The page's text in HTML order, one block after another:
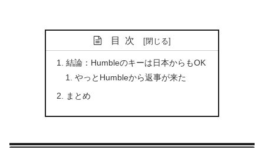
目次
結論：Humbleのキーは日本からもOK
やっとHumbleから返事が来た
まとめ